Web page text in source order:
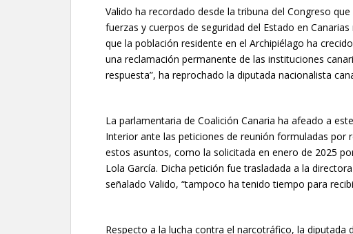
Valido ha recordado desde la tribuna del Congreso
fuerzas y cuerpos de seguridad del Estado en
que la población residente en el Archipiélago ha
una reclamación permanente de las instituciones
respuesta”, ha reprochado la diputada nacionalista
La parlamentaria de Coalición Canaria ha afeado a
Interior ante las peticiones de reunión formuladas por
estos asuntos, como la solicitada en enero de 2025
Lola García. Dicha petición fue trasladada a la
señalado Valido, “tampoco ha tenido tiempo para
Respecto a la lucha contra el narcotráfico, la diputada